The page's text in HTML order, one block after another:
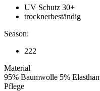
UV Schutz 30+
trocknerbeständig
Season:
222
Material
95% Baumwolle 5% Elasthan
Pflege